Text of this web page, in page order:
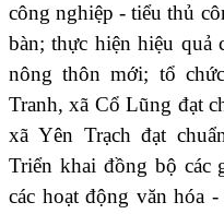
công nghiệp - tiểu thủ
bàn; thực hiện hiệu quả
nông thôn mới; tổ
Tranh, xã Cổ Lũng đạt
xã Yên Trạch đạt
Triển khai đồng bộ các
các hoạt động văn hóa